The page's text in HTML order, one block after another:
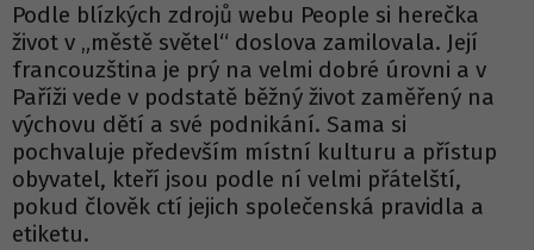
Podle blízkých zdrojů webu People si herečka
život v „městě světel“ doslova zamilovala. Její
francouzština je prý na velmi dobré úrovni a v
Paříži vede v podstatě běžný život zaměřený na
výchovu dětí a své podnikání. Sama si
pochvaluje především místní kulturu a přístup
obyvatel, kteří jsou podle ní velmi přátelští,
pokud člověk ctí jejich společenská pravidla a
etiketu.